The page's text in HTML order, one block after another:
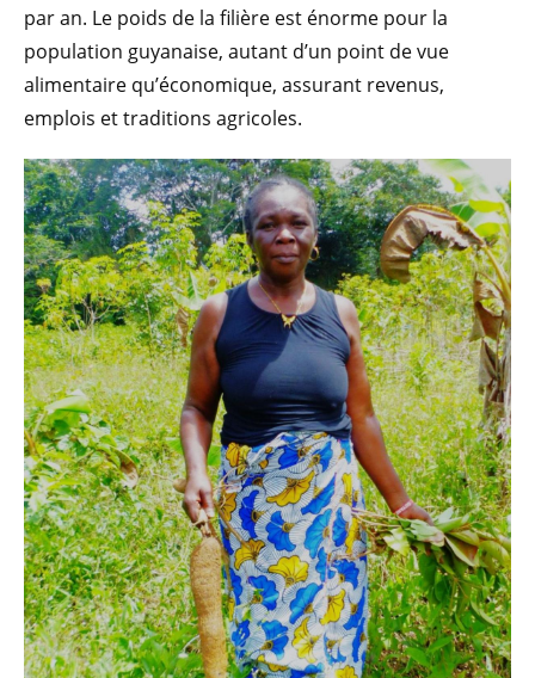
par an. Le poids de la filière est énorme pour la
population guyanaise, autant d’un point de vue
alimentaire qu’économique, assurant revenus,
emplois et traditions agricoles.